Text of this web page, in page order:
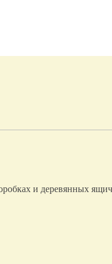
и деревянных